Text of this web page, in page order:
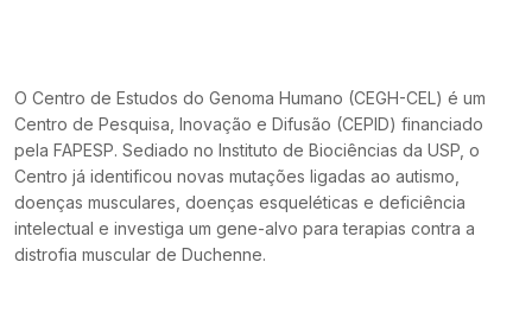
O Centro de Estudos do Genoma Humano (CEGH-CEL) é um
Centro de Pesquisa, Inovação e Difusão (CEPID) financiado
pela FAPESP. Sediado no Instituto de Biociências da USP, o
Centro já identificou novas mutações ligadas ao autismo,
doenças musculares, doenças esqueléticas e deficiência
intelectual e investiga um gene-alvo para terapias contra a
distrofia muscular de Duchenne.